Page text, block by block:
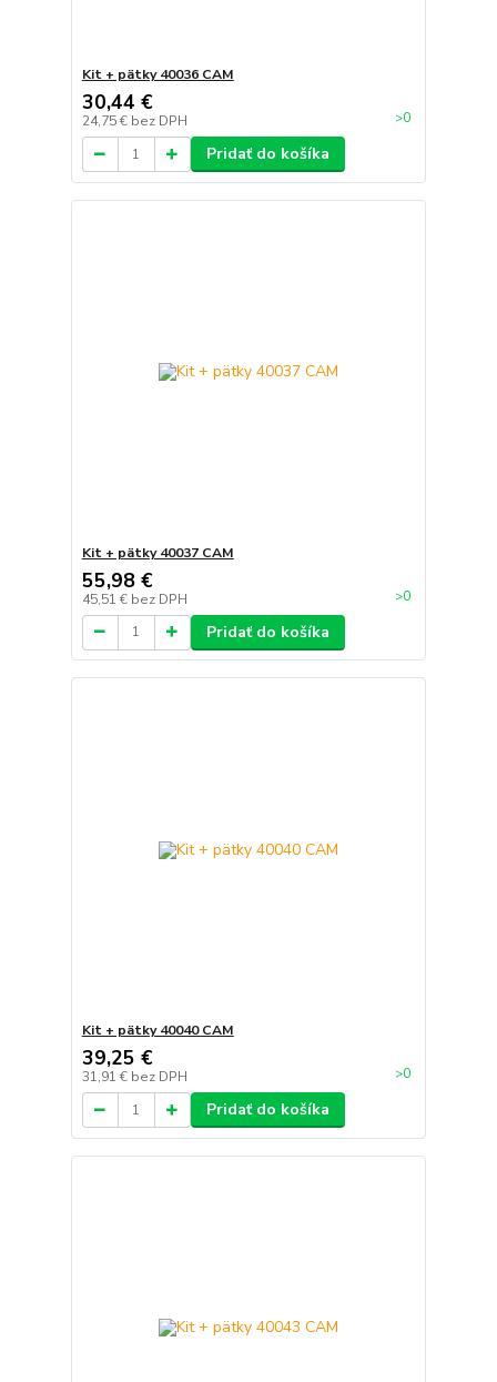
Kit + pätky 40036 CAM
30,44 €
24,75 € bez DPH >0
Pridať do košíka
Kit + pätky 40037 CAM
55,98 €
45,51 € bez DPH >0
Pridať do košíka
Kit + pätky 40040 CAM
39,25 €
31,91 € bez DPH >0
Pridať do košíka